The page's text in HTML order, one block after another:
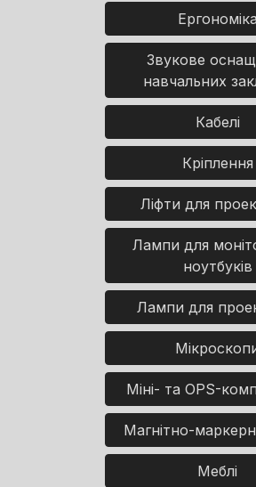
Ергономіка
Звукове
навчальних
Кабелі
Кріплення
Ліфти для
Лампи для
ноутбуків
Лампи для
Міні- та OPS-
Магнітно-
Меблі